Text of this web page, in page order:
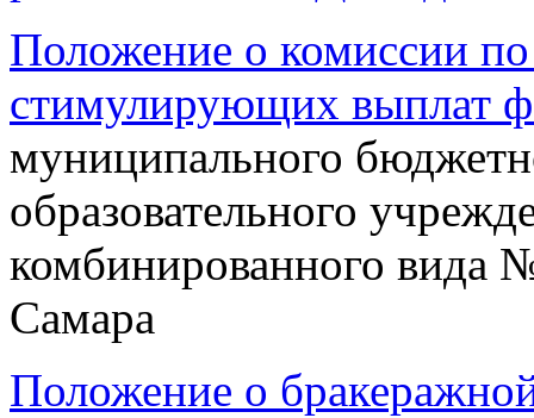
Положение о комиссии
стимулирующих выплат
муниципального
образовательного
комбинированного вида
Самара
Положение о